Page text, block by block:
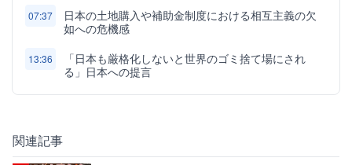
07:37
日本の土地購入や補助金制度における相互主義の欠
如への危機感
13:36
「日本も厳格化しないと世界のゴミ捨て場にされ
る」日本への提言
関連記事